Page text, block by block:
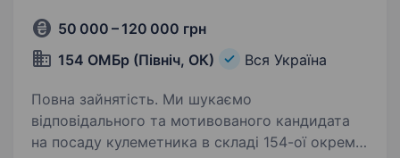
50 000 – 120 000 грн
154 ОМБр (Північ, ОК)
Вся Україна
Повна зайнятість. Ми шукаємо
відповідального та мотивованого кандидата
на посаду кулеметника в складі 154-ої окремої